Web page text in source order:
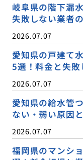
岐阜県の階下漏
失敗しない業者
2026.07.07
愛知県の戸建て
5選！料金と失敗
2026.07.07
愛知県の給水管
ない・弱い原因
2026.07.07
福岡県のマンシ